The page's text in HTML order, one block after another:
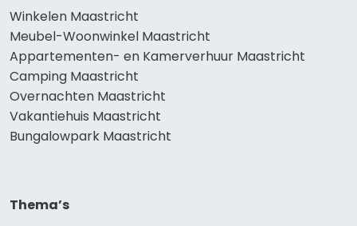
Winkelen Maastricht
Meubel-Woonwinkel Maastricht
Appartementen- en Kamerverhuur Maastricht
Camping Maastricht
Overnachten Maastricht
Vakantiehuis Maastricht
Bungalowpark Maastricht
Thema’s